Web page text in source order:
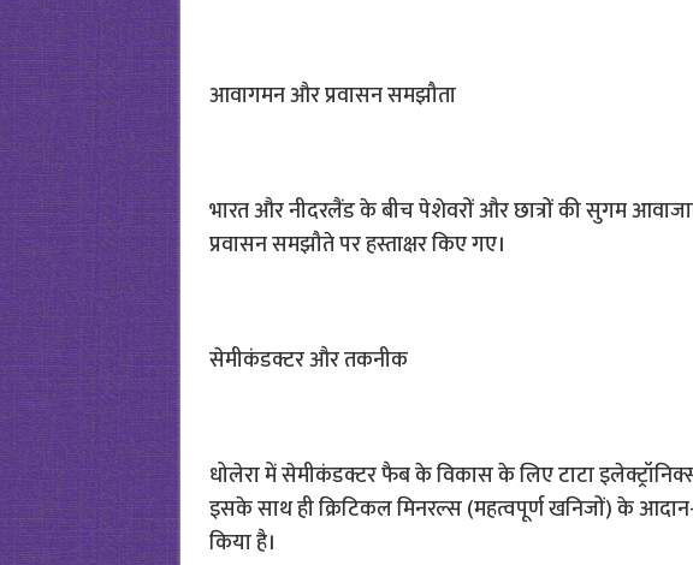
आवागमन और प्रवासन समझौता
भारत और नीदरलैंड के बीच पेशेवरों और छात्रों की सुगम
प्रवासन समझौते पर हस्ताक्षर किए गए।
सेमीकंडक्टर और तकनीक
धोलेरा में सेमीकंडक्टर फैब के विकास के लिए टाटा
इसके साथ ही क्रिटिकल मिनरल्स (महत्वपूर्ण खनिजों) के
किया है।